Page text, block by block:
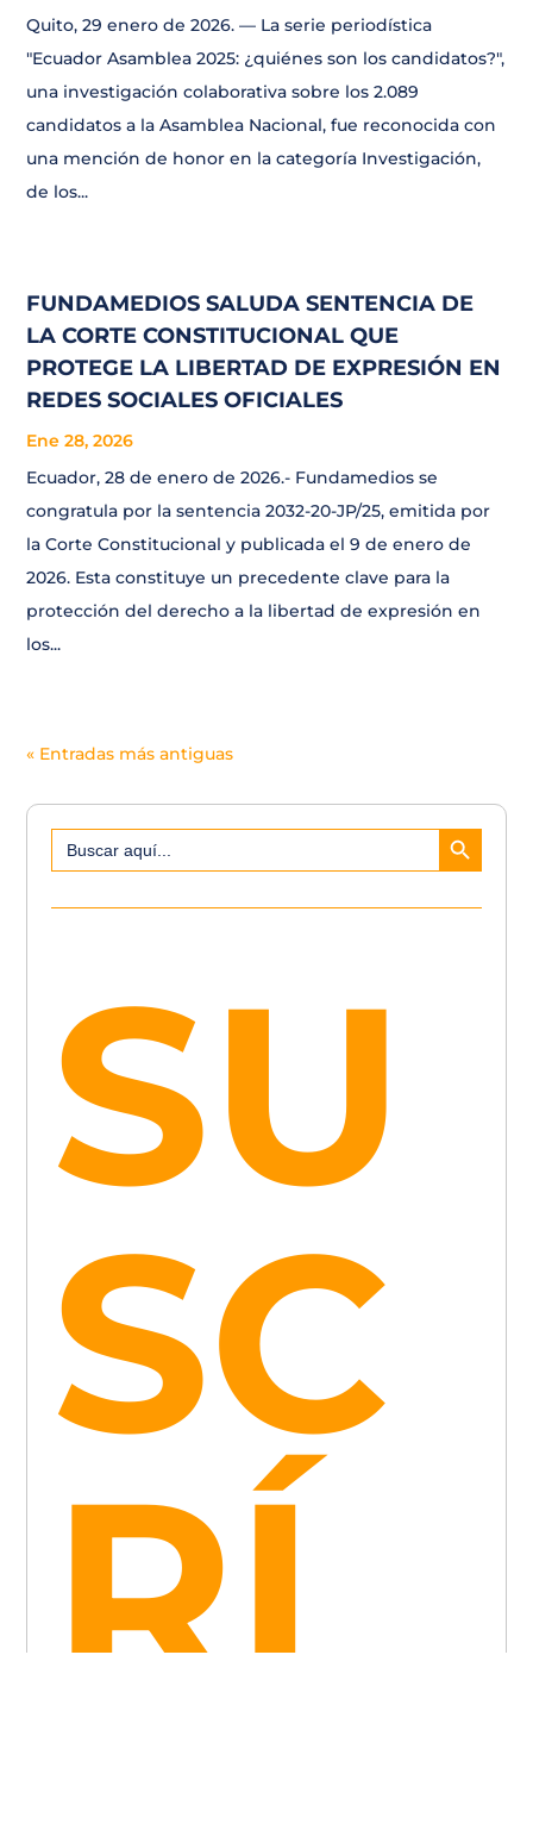
Quito, 29 enero de 2026. — La serie periodística
"Ecuador Asamblea 2025: ¿quiénes son los candidatos?",
una investigación colaborativa sobre los 2.089
candidatos a la Asamblea Nacional, fue reconocida con
una mención de honor en la categoría Investigación,
de los...
FUNDAMEDIOS SALUDA SENTENCIA DE
LA CORTE CONSTITUCIONAL QUE
PROTEGE LA LIBERTAD DE EXPRESIÓN EN
REDES SOCIALES OFICIALES
Ene 28, 2026
Ecuador, 28 de enero de 2026.- Fundamedios se
congratula por la sentencia 2032-20-JP/25, emitida por
la Corte Constitucional y publicada el 9 de enero de
2026. Esta constituye un precedente clave para la
protección del derecho a la libertad de expresión en
los...
« Entradas más antiguas
Buscar: Botón de búsqueda
SU
SC
RÍ